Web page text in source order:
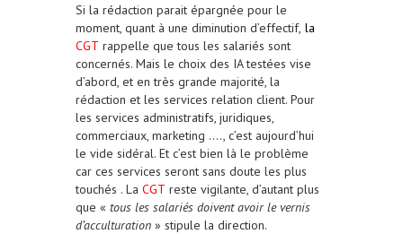
Si la rédaction parait épargnée pour le
moment, quant à une diminution d’effectif, la
CGT rappelle que tous les salariés sont
concernés. Mais le choix des IA testées vise
d’abord, et en très grande majorité, la
rédaction et les services relation client. Pour
les services administratifs, juridiques,
commerciaux, marketing …., c’est aujourd’hui
le vide sidéral. Et c’est bien là le problème
car ces services seront sans doute les plus
touchés . La CGT reste vigilante, d’autant plus
que « tous les salariés doivent avoir le vernis
d’acculturation » stipule la direction.